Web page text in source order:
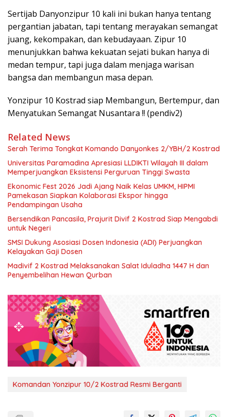
Sertijab Danyonzipur 10 kali ini bukan hanya tentang
pergantian jabatan, tapi tentang merayakan semangat
juang, kekompakan, dan kebudayaan. Zipur 10
menunjukkan bahwa kekuatan sejati bukan hanya di
medan tempur, tapi juga dalam menjaga warisan
bangsa dan membangun masa depan.
Yonzipur 10 Kostrad siap Membangun, Bertempur, dan
Menyatukan Semangat Nusantara !! (pendiv2)
Related News
Serah Terima Tongkat Komando Danyonkes 2/YBH/2 Kostrad
Universitas Paramadina Apresiasi LLDIKTI Wilayah III dalam
Memperjuangkan Eksistensi Perguruan Tinggi Swasta
Ekonomic Fest 2026 Jadi Ajang Naik Kelas UMKM, HIPMI
Pamekasan Siapkan Kolaborasi Ekspor hingga
Pendampingan Usaha
Bersendikan Pancasila, Prajurit Divif 2 Kostrad Siap Mengabdi
untuk Negeri
SMSI Dukung Asosiasi Dosen Indonesia (ADI) Perjuangkan
Kelayakan Gaji Dosen
Madivif 2 Kostrad Melaksanakan Salat Iduladha 1447 H dan
Penyembelihan Hewan Qurban
Komandan Yonzipur 10/2 Kostrad Resmi Berganti